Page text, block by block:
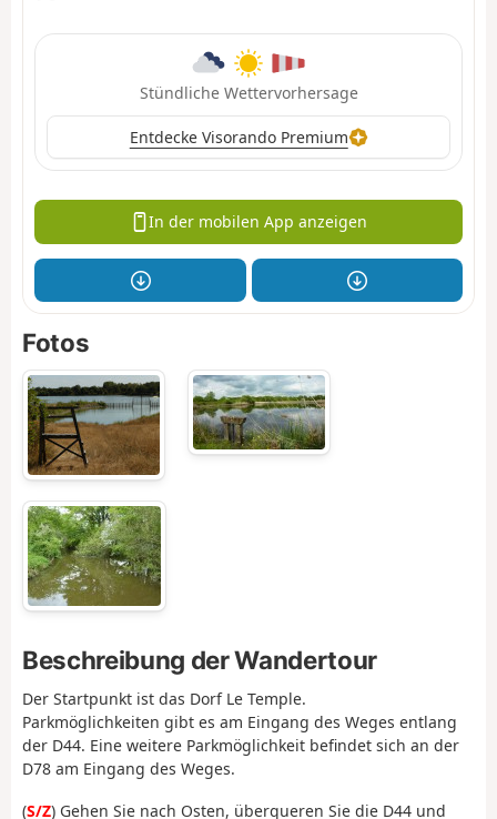
Stündliche Wettervorhersage
Entdecke Visorando Premium
In der mobilen App anzeigen
Fotos
Beschreibung der Wandertour
Der Startpunkt ist das Dorf Le Temple.
Parkmöglichkeiten gibt es am Eingang des Weges entlang
der D44. Eine weitere Parkmöglichkeit befindet sich an der
D78 am Eingang des Weges.
(S/Z) Gehen Sie nach Osten, überqueren Sie die D44 und